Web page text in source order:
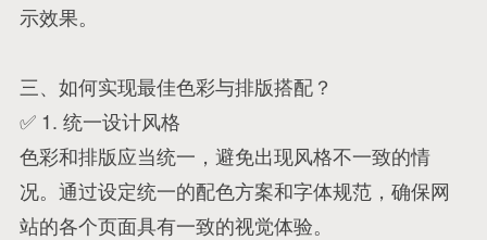
示效果。
三、如何实现最佳色彩与排版搭配？
✅ 1. 统一设计风格
色彩和排版应当统一，避免出现风格不一致的情
况。通过设定统一的配色方案和字体规范，确保网
站的各个页面具有一致的视觉体验。